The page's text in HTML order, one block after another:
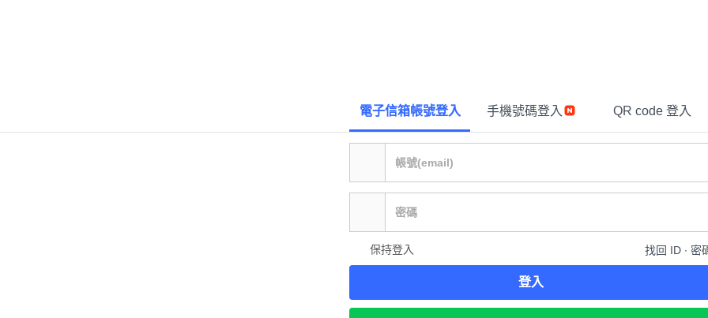
電子信箱帳號登入 手機號碼登入 QR code 登入
保持登入 找回 ID ∙ 密
登入